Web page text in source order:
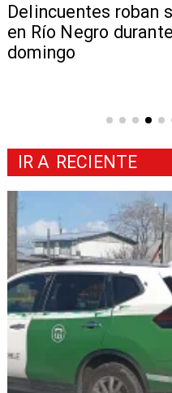
Delincuentes roban
en Río Negro
domingo
IR A RECIENTE